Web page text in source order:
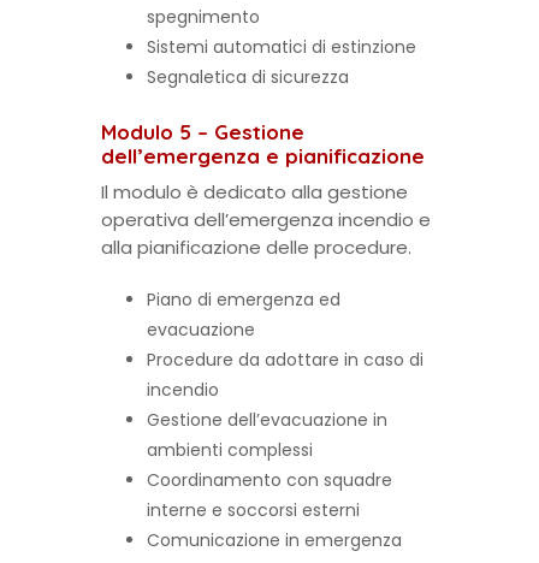
spegnimento
Sistemi automatici di estinzione
Segnaletica di sicurezza
Modulo 5 – Gestione
dell’emergenza e pianificazione
Il modulo è dedicato alla gestione
operativa dell’emergenza incendio e
alla pianificazione delle procedure.
Piano di emergenza ed
evacuazione
Procedure da adottare in caso di
incendio
Gestione dell’evacuazione in
ambienti complessi
Coordinamento con squadre
interne e soccorsi esterni
Comunicazione in emergenza